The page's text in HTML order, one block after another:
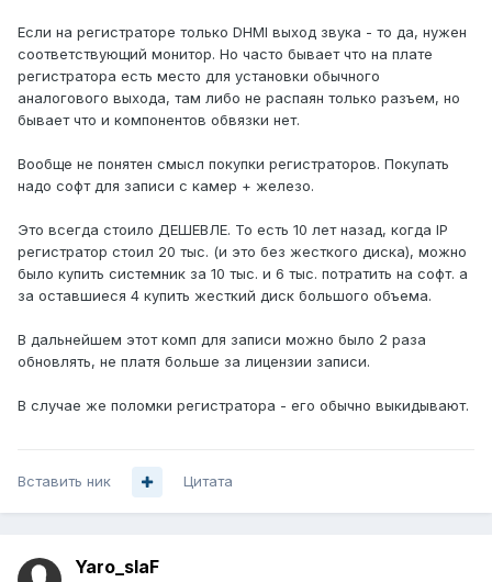
Если на регистраторе только DHMI выход звука - то да, нужен
соответствующий монитор. Но часто бывает что на плате
регистратора есть место для установки обычного
аналогового выхода, там либо не распаян только разъем, но
бывает что и компонентов обвязки нет.
Вообще не понятен смысл покупки регистраторов. Покупать
надо софт для записи с камер + железо.
Это всегда стоило ДЕШЕВЛЕ. То есть 10 лет назад, когда IP
регистратор стоил 20 тыс. (и это без жесткого диска), можно
было купить системник за 10 тыс. и 6 тыс. потратить на софт. а
за оставшиеся 4 купить жесткий диск большого объема.
В дальнейшем этот комп для записи можно было 2 раза
обновлять, не платя больше за лицензии записи.
В случае же поломки регистратора - его обычно выкидывают.
Вставить ник Цитата
Yaro_slaF